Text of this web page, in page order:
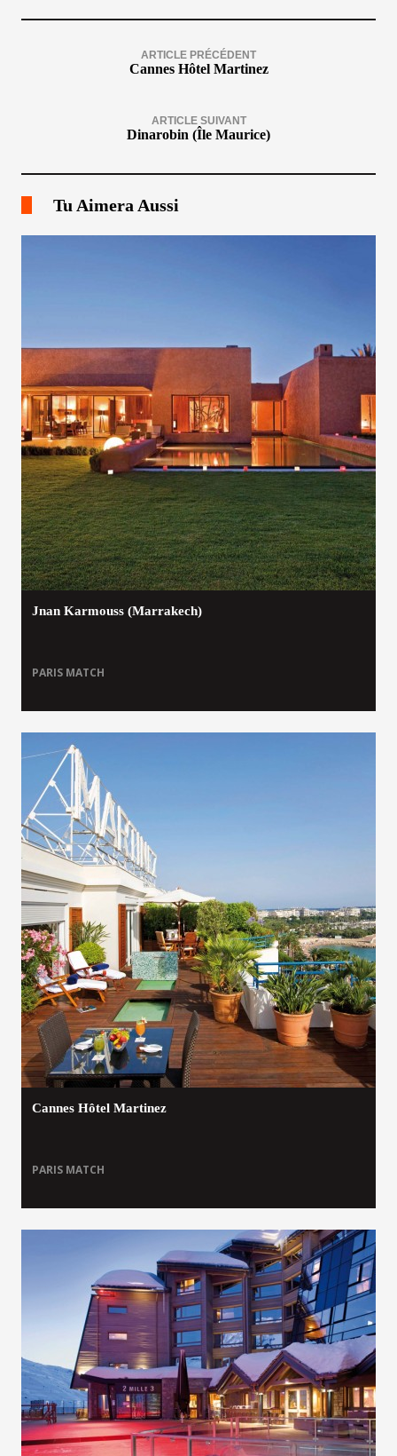
ARTICLE PRÉCÉDENT
Cannes Hôtel Martinez
ARTICLE SUIVANT
Dinarobin (Île Maurice)
Tu Aimera Aussi
Jnan Karmouss (Marrakech)
PARIS MATCH
Cannes Hôtel Martinez
PARIS MATCH